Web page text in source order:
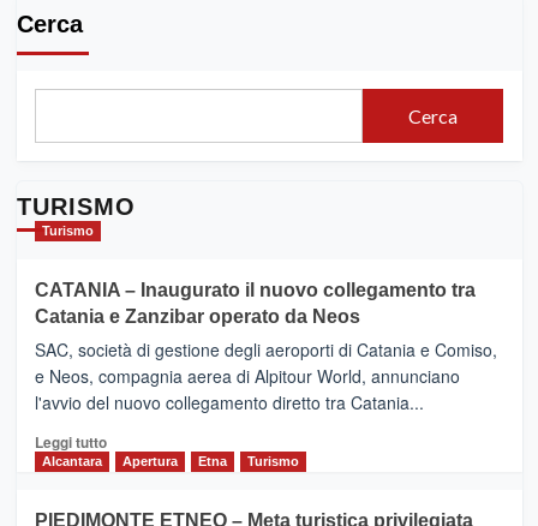
Cerca
Cerca
TURISMO
Turismo
CATANIA – Inaugurato il nuovo collegamento tra
Catania e Zanzibar operato da Neos
SAC, società di gestione degli aeroporti di Catania e Comiso,
e Neos, compagnia aerea di Alpitour World, annunciano
l'avvio del nuovo collegamento diretto tra Catania...
Leggi tuttoLeggi
Alcantara Apertura Etna Turismo
PIEDIMONTE ETNEO – Meta turistica privilegiata